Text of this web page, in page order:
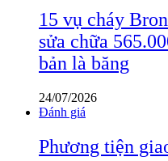
15 vụ cháy
sửa chữa
bản là băng
24/07/2026
Đánh giá
Phương tiện